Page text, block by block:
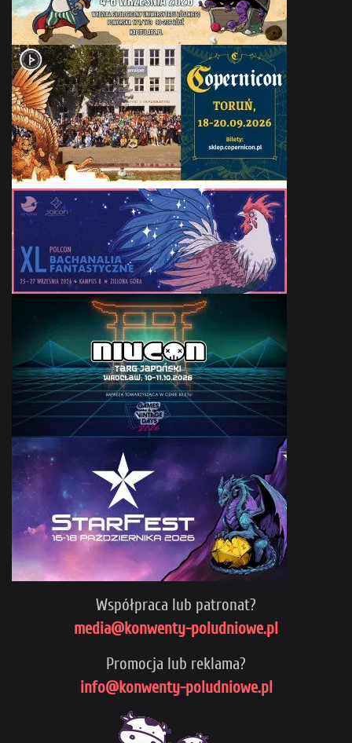
Współpraca lub patronat?
media@konwenty-poludniowe.pl
Promocja lub reklama?
info@konwenty-poludniowe.pl